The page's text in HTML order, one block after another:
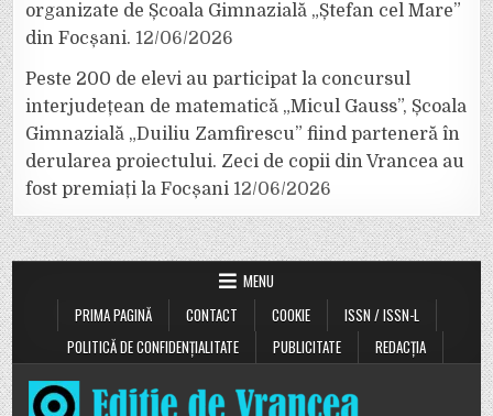
organizate de Școala Gimnazială „Ștefan cel Mare”
din Focșani. 12/06/2026
Peste 200 de elevi au participat la concursul
interjudețean de matematică „Micul Gauss”, Școala
Gimnazială „Duiliu Zamfirescu” fiind parteneră în
derularea proiectului. Zeci de copii din Vrancea au
fost premiați la Focșani 12/06/2026
MENU
PRIMA PAGINĂ
CONTACT COOKIE
ISSN / ISSN-L
POLITICĂ DE CONFIDENȚIALITATE
PUBLICITATE REDACȚIA